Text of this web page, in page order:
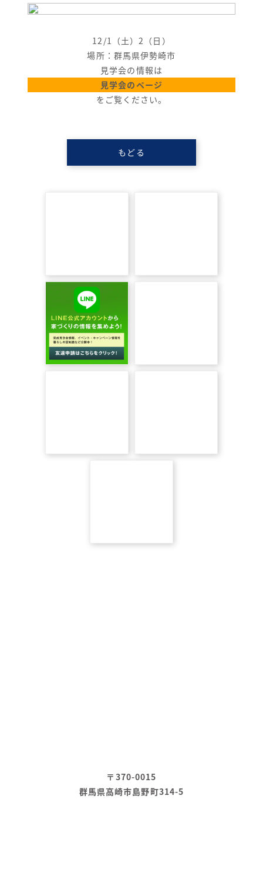
12/1（土）2（日）
場所：群馬県伊勢崎市
見学会の情報は
見学会のページ
をご覧ください。
もどる
〒370-0015
群馬県高崎市島野町314-5